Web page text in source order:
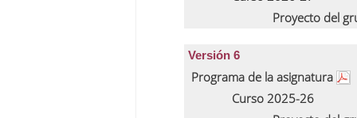
Proyecto del
Versión 6
Programa de la asignatura
Curso 2025-26